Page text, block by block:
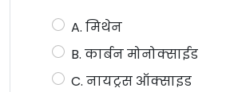
A. मिथेन
B. कार्बन मोनोक्साईड
C. नायट्रस ऑक्साइड